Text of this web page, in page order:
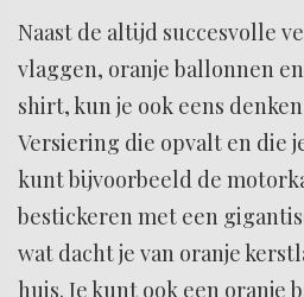
Naast de altijd succesvolle
vlaggen, oranje ballonnen
shirt, kun je ook eens
Versiering die opvalt en die
kunt bijvoorbeeld de
bestickeren met een
wat dacht je van oranje
huis. Je kunt ook een oranje